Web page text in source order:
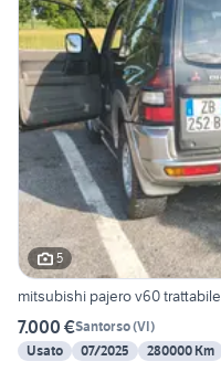
5
mitsubishi pajero v60 trattabile
7.000 €Santorso(VI)
Usato
07/2025 280000 Km